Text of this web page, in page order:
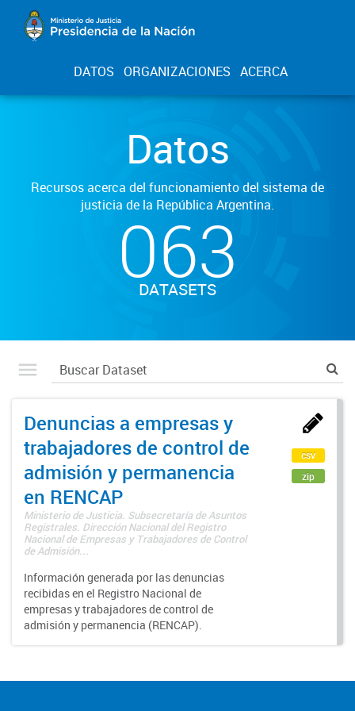
DATOS ORGANIZACIONES ACERCA
Datos
Recursos acerca del funcionamiento del sistema de
justicia de la República Argentina.
063
DATASETS
Denuncias a empresas y
trabajadores de control de
admisión y permanencia
en RENCAP
Ministerio de Justicia. Subsecretaría de Asuntos
Registrales. Dirección Nacional del Registro
Nacional de Empresas y Trabajadores de Control
de Admisión...
Información generada por las denuncias
recibidas en el Registro Nacional de
empresas y trabajadores de control de
admisión y permanencia (RENCAP).
csv
zip